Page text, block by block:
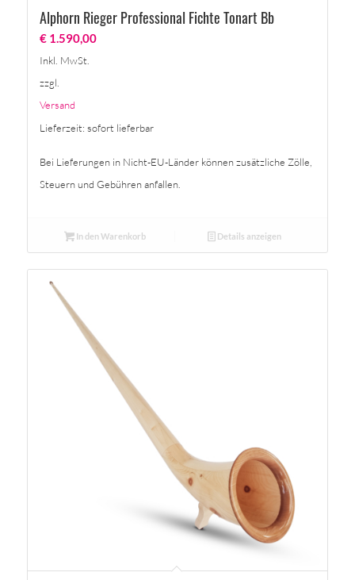
Alphorn Rieger Professional Fichte Tonart Bb
€1.590,00
Inkl. MwSt.
zzgl.
Versand
Lieferzeit: sofort lieferbar
Bei Lieferungen in Nicht-EU-Länder können zusätzliche Zölle,
Steuern und Gebühren anfallen.
In den Warenkorb Details anzeigen